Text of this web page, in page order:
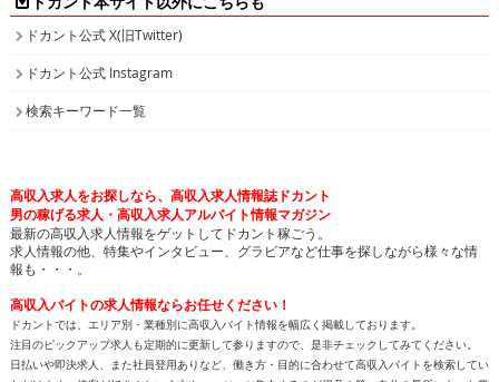
検索キーワード一覧
高収入求人をお探しなら、高収入求人情報誌ドカント
報も・・・。
高収入バイトの求人情報ならお任せください！
ドカントでは、エリア別・業種別に高収入バイト情報を幅広く掲載しております。
注目のピックアップ求人も定期的に更新して参りますので、是非チェックしてみてください。
ただけます。接客が好き！という方や、コツコツ集中するのが得意！等、自分の長所にあった業
種で高収入求人を探してみませんか？
人気のPCオペレーター、PC入力の求人もたくさん掲載しています。PCを使って、各種数値化さ
れたデータ情報を入力したり原稿を書いたりするのがPCオペレーターの主な業務です。未経験